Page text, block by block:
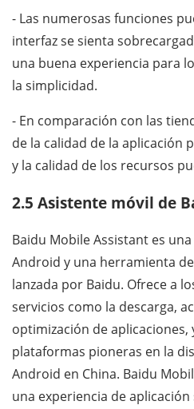
- Las numerosas funciones
interfaz se sienta
una buena experiencia para
la simplicidad.
- En comparación con las
de la calidad de la aplicación
y la calidad de los recursos
2.5 Asistente móvil de
Baidu Mobile Assistant es
Android y una herramienta
lanzada por Baidu. Ofrece a
servicios como la descarga,
optimización de aplicaciones,
plataformas pioneras en la
Android en China. Baidu
una experiencia de